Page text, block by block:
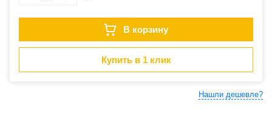
В корзину
Купить в 1 клик
Нашли дешевле?